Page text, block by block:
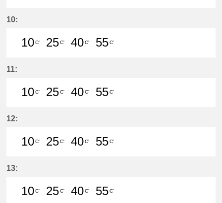
10:
10C'
25C'
40C'
55C'
11:
10C'
25C'
40C'
55C'
12:
10C'
25C'
40C'
55C'
13:
10C'
25C'
40C'
55C'